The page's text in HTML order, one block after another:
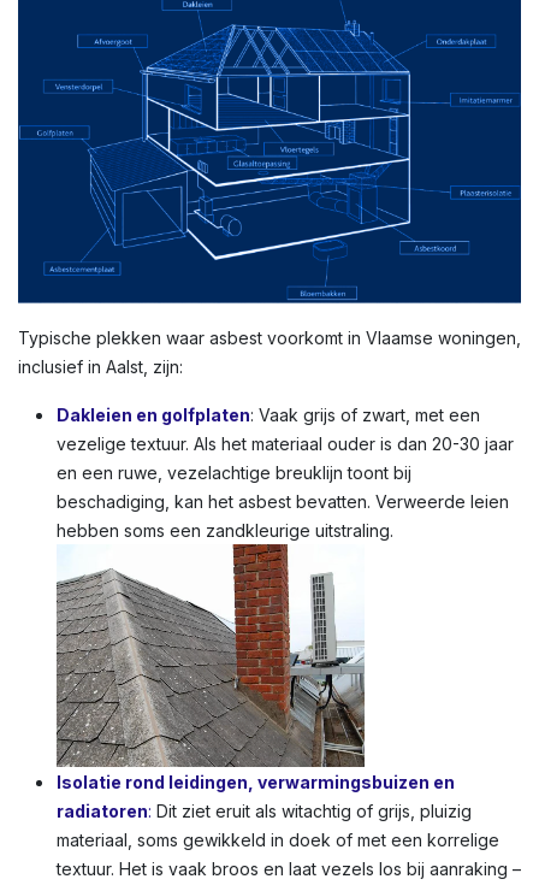
Typische plekken waar asbest voorkomt in Vlaamse woningen,
inclusief in Aalst, zijn:
Dakleien en golfplaten: Vaak grijs of zwart, met een
vezelige textuur. Als het materiaal ouder is dan 20-30 jaar
en een ruwe, vezelachtige breuklijn toont bij
beschadiging, kan het asbest bevatten. Verweerde leien
hebben soms een zandkleurige uitstraling.
Isolatie rond leidingen, verwarmingsbuizen en
radiatoren: Dit ziet eruit als witachtig of grijs, pluizig
materiaal, soms gewikkeld in doek of met een korrelige
textuur. Het is vaak broos en laat vezels los bij aanraking –